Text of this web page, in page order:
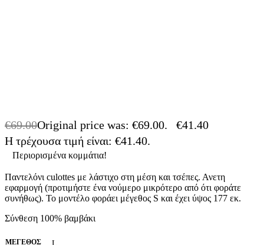
€69.00Original price was: €69.00. €41.40
Η τρέχουσα τιμή είναι: €41.40.
Περιορισμένα κομμάτια!
Παντελόνι culottes με λάστιχο στη μέση και τσέπες. Ανετη
εφαρμογή (προτιμήστε ένα νούμερο μικρότερο από ότι φοράτε
συνήθως). Το μοντέλο φοράει μέγεθος S και έχει ύψος 177 εκ.
Σύνθεση 100% βαμβάκι
ΜΈΓΕΘΟΣ
L